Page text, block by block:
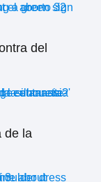
del
de la